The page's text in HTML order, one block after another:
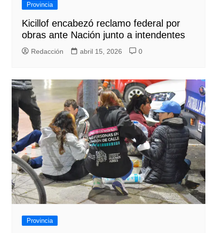
Provincia
Kicillof encabezó reclamo federal por
obras ante Nación junto a intendentes
Redacción abril 15, 2026 0
Provincia